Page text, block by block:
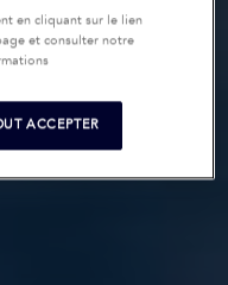
en cliquant sur le lien
et consulter notre
ACCEPTER